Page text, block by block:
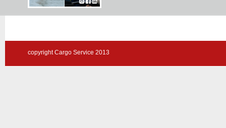
copyright Cargo Service 2013